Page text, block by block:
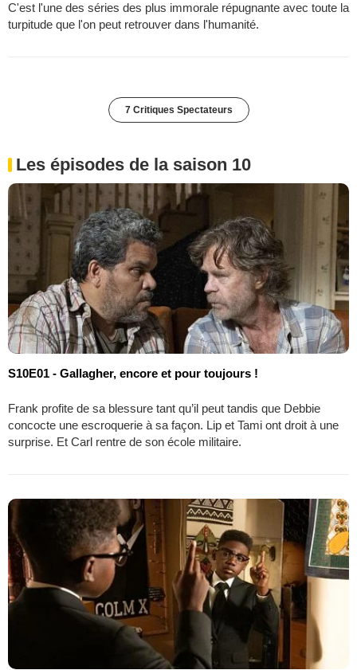
C'est l'une des séries des plus immorale répugnante avec toute la
turpitude que l'on peut retrouver dans l'humanité.
7 Critiques Spectateurs
Les épisodes de la saison 10
S10E01 - Gallagher, encore et pour toujours !
Frank profite de sa blessure tant qu’il peut tandis que Debbie
concocte une escroquerie à sa façon. Lip et Tami ont droit à une
surprise. Et Carl rentre de son école militaire.